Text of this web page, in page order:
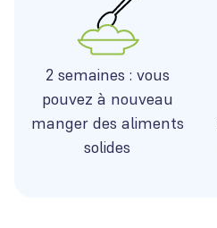
2 semaines : vous
pouvez à nouveau
manger des aliments
solides